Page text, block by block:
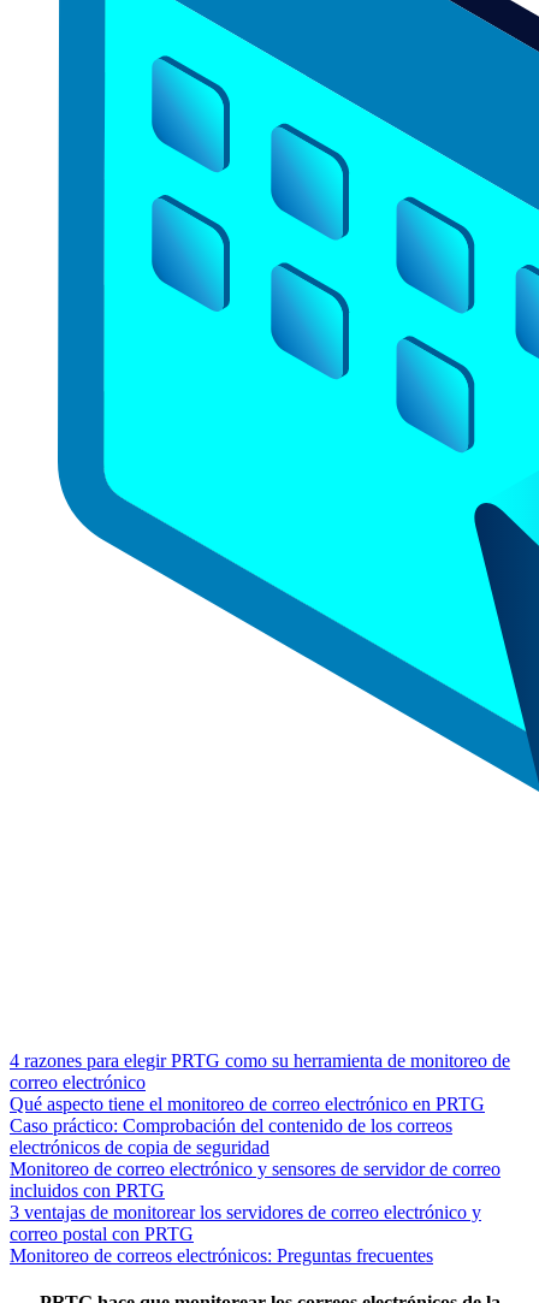
4 razones para elegir PRTG como su herramienta de monitoreo de
correo electrónico
Qué aspecto tiene el monitoreo de correo electrónico en PRTG
Caso práctico: Comprobación del contenido de los correos
electrónicos de copia de seguridad
Monitoreo de correo electrónico y sensores de servidor de correo
incluidos con PRTG
3 ventajas de monitorear los servidores de correo electrónico y
correo postal con PRTG
Monitoreo de correos electrónicos: Preguntas frecuentes